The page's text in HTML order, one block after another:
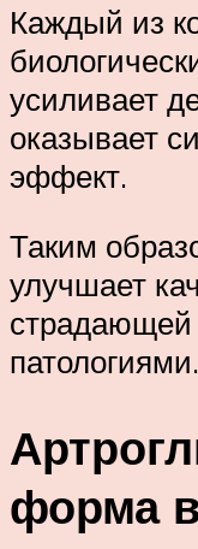
Каждый из
усиливает
оказывает
эффект.
Таким
улучшает
патологиями.
форма